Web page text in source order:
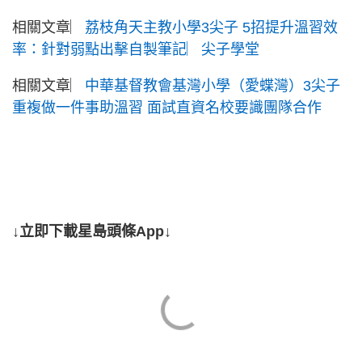
相關文章︳ 荔枝角天主教小學3尖子 5招提升溫習效
率：針對弱點出擊自製筆記︳尖子學堂
相關文章︳ 中華基督教會基灣小學（愛蝶灣）3尖子
重複做一件事助溫習 面試直資名校要識團隊合作
↓立即下載星島頭條App↓